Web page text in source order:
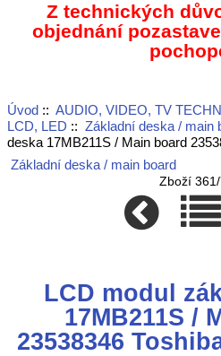
Z technických
objednání
Úvod:: AUDIO, VIDEO, TV
LCD, LED :: Základní deska / main
deska 17MB211S / Main board
Základní deska / main board
Zboží
LCD modul
17MB211S /
23538346